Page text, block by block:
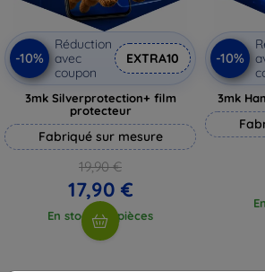
-10%
Réduction
avec
coupon
EXTRA10
3mk Silverprotection+ film
protecteur
Fabriqué sur mesure
19,90 €
17,90 €
En stock > 5 pièces
-10%
3mk